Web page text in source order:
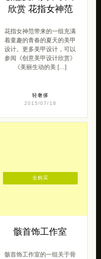
欣赏 花指女神范
花指女神范带来的一组充满
着童趣的青春的夏天的美甲
设计。更多美甲设计，可以
参阅《创意美甲设计欣赏》
《美丽生动的美 […]
轻奢侈
2015/07/18
骸首饰工作室
骸首饰工作室的一组关于骨
去购买